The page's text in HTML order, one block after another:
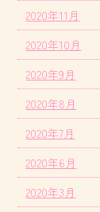
2020年11月
2020年10月
2020年9月
2020年8月
2020年7月
2020年6月
2020年3月